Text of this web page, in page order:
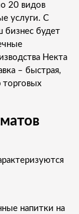
20 видов
услуги. С
бизнес будет
Некта
– быстрая,
торговых
напитки на